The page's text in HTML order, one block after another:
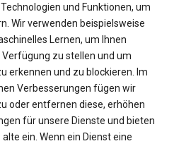
und Funktionen, um
Wir verwenden beispielsweise
Lernen, um Ihnen
zu stellen und um
erkennen und zu blockieren. Im
Verbesserungen fügen wir
oder entfernen diese, erhöhen
für unsere Dienste und bieten
ein. Wenn ein Dienst eine